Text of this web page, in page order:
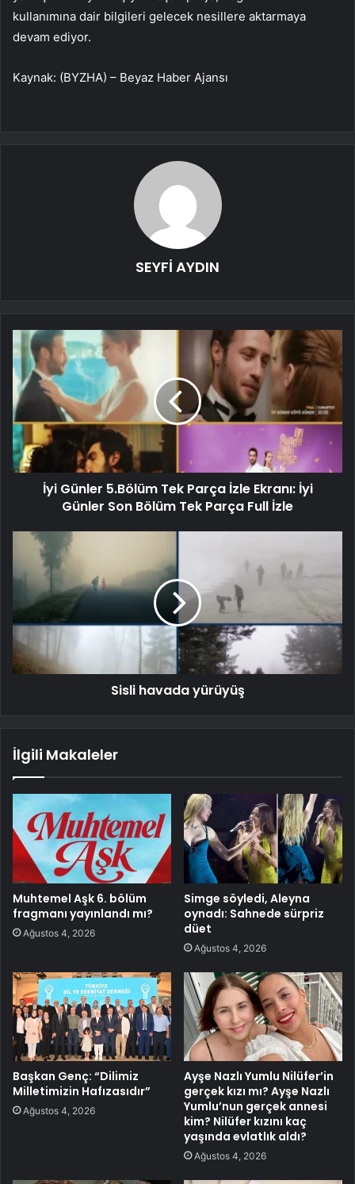
kullanımına dair bilgileri gelecek nesillere aktarmaya
devam ediyor.
Kaynak: (BYZHA) – Beyaz Haber Ajansı
SEYFİ AYDIN
İyi Günler 5.Bölüm Tek Parça İzle Ekranı: İyi
Günler Son Bölüm Tek Parça Full İzle
Sisli havada yürüyüş
İlgili Makaleler
Muhtemel Aşk 6. bölüm
fragmanı yayınlandı mı?
Ağustos 4, 2026
Simge söyledi, Aleyna
oynadı: Sahnede sürpriz
düet
Ağustos 4, 2026
Başkan Genç: “Dilimiz
Milletimizin Hafızasıdır”
Ağustos 4, 2026
Ayşe Nazlı Yumlu Nilüfer’in
gerçek kızı mı? Ayşe Nazlı
Yumlu’nun gerçek annesi
kim? Nilüfer kızını kaç
yaşında evlatlık aldı?
Ağustos 4, 2026